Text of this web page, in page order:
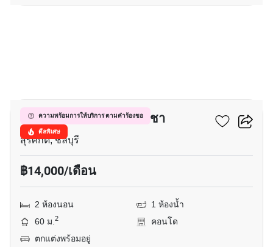
ความพร้อมการให้บริการ ตามคำร้องขอ
ดีลพิเศษ
สเตเซีย เรสซิเดนซ์ ศรีราชา
สุรศักดิ์, ชลบุรี
฿14,000/เดือน
2 ห้องนอน
1 ห้องน้ำ
60 ม.2
คอนโด
ตกแต่งพร้อมอยู่